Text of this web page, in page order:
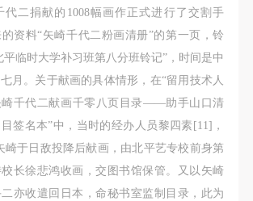
代二捐献的1008幅画作正式进行了交割手
资料“矢崎千代二粉画清册”的第一页，铃
平临时大学补习班第八分班铃记”，时间是中
月。关于献画的具体情形，在“留用技术人
崎千代二献画千零八页目录——助手山口清
签名本”中，当时的经办人员黎四素[11]，
崎于日敌投降后献画，由北平艺专校前身第
长徐悲鸿收画，交图书馆保管。又以矢崎
亦收遣回日本，命秘书室监制目录，此为